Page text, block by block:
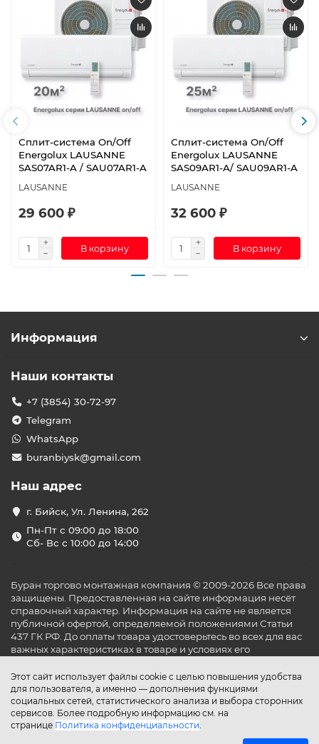
Сплит-система On/Off
Energolux LAUSANNE
SAS07AR1-A / SAU07AR1-A
LAUSANNE
29 600 ₽
В корзину
Сплит-система On/Off
Energolux LAUSANNE
SAS09AR1-A/ SAU09AR1-A
LAUSANNE
32 600 ₽
В корзину
Этот сайт использует файлы cookie с целью повышения удобства
для пользователя, а именно — дополнения функциями
социальных сетей, статистического анализа и выбора сторонних
сервисов. Более подробную информацию см. на
странице Политика конфиденциальности.
Информация
Наши контакты
+7 (3854) 30-72-97
Telegram
WhatsApp
buranbiysk@gmail.com
Наш адрес
г. Бийск, Ул. Ленина, 262
Пн-Пт с 09:00 до 18:00
Сб- Вс с 10:00 до 14:00
Буран торгово монтажная компания © 2009-2026 Все права
защищены. Предоставленная на сайте информация несёт
справочный характер. Информация на сайте не является
публичной офертой, определяемой положениями Статьи
437 ГК РФ. До оплаты товара удостоверьтесь во всех для вас
важных характеристиках в товаре и условиях его